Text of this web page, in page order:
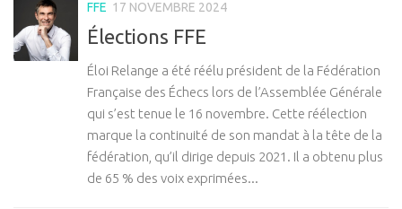
FFE 17 NOVEMBRE 2024
Élections FFE
Éloi Relange a été réélu président de la Fédération
Française des Échecs lors de l’Assemblée Générale
qui s’est tenue le 16 novembre. Cette réélection
marque la continuité de son mandat à la tête de la
fédération, qu’il dirige depuis 2021. Il a obtenu plus
de 65 % des voix exprimées...